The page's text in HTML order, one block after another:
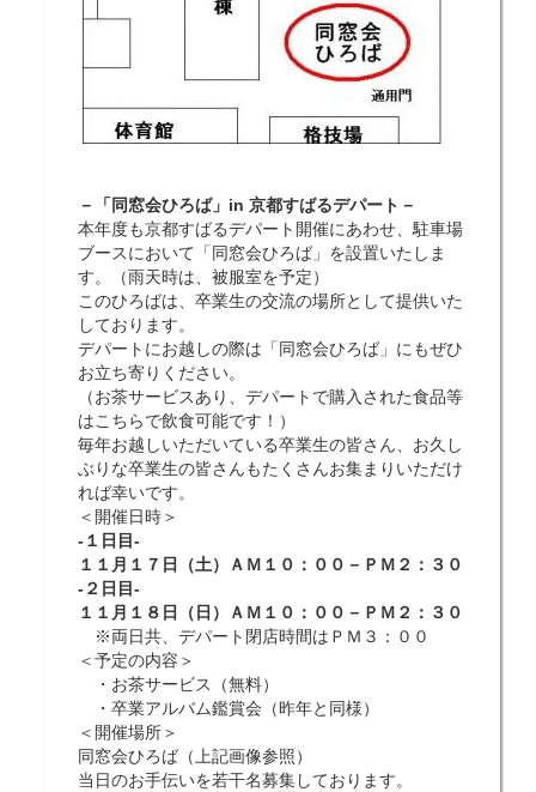
－「同窓会ひろば」in 京都すばるデパート－
本年度も京都すばるデパート開催にあわせ、駐車場
ブースにおいて「同窓会ひろば」を設置いたしま
す。（雨天時は、被服室を予定）
このひろばは、卒業生の交流の場所として提供いた
しております。
デパートにお越しの際は「同窓会ひろば」にもぜひ
お立ち寄りください。
（お茶サービスあり、デパートで購入された食品等
はこちらで飲食可能です！）
毎年お越しいただいている卒業生の皆さん、お久し
ぶりな卒業生の皆さんもたくさんお集まりいただけ
れば幸いです。
＜開催日時＞
-１日目-
１１月１７日（土）ＡＭ１０：００－ＰＭ２：３０
-２日目-
１１月１８日（日）ＡＭ１０：００－ＰＭ２：３０
※両日共、デパート閉店時間はＰＭ３：００
＜予定の内容＞
・お茶サービス（無料）
・卒業アルバム鑑賞会（昨年と同様）
＜開催場所＞
同窓会ひろば（上記画像参照）
当日のお手伝いを若干名募集しております。